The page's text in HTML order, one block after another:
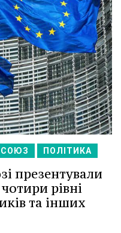
СОЮЗ ПОЛІТИКА
презентували
рівні
та інших